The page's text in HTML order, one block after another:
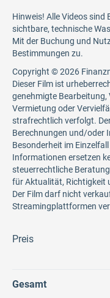
Hinweis! Alle Videos sind
sichtbare, technische
Mit der Buchung und
Bestimmungen zu.
Copyright © 2026
Dieser Film ist
genehmigte
Vermietung oder
strafrechtlich verfolgt.
Berechnungen und/oder
Besonderheit im
Informationen ersetzen
steuerrechtliche
für Aktualität, Richtigkeit
Der Film darf nicht
Streamingplattformen
Preis
Gesamt